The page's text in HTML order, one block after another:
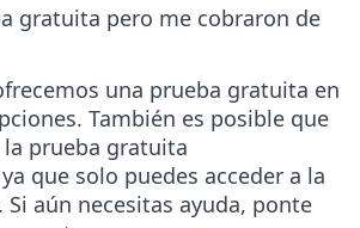
gratuita pero me cobraron de
una prueba gratuita en
También es posible que
la prueba gratuita
que solo puedes acceder a la
Si aún necesitas ayuda, ponte